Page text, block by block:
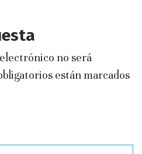
no será
están marcados